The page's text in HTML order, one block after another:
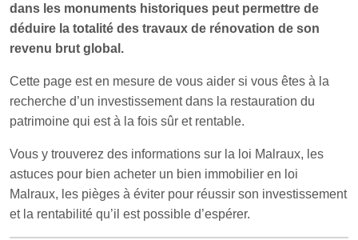
dans les monuments historiques peut permettre de
déduire la totalité des travaux de rénovation de son
revenu brut global.
Cette page est en mesure de vous aider si vous êtes à la
recherche d’un investissement dans la restauration du
patrimoine qui est à la fois sûr et rentable.
Vous y trouverez des informations sur la loi Malraux, les
astuces pour bien acheter un bien immobilier en loi
Malraux, les pièges à éviter pour réussir son investissement
et la rentabilité qu’il est possible d’espérer.